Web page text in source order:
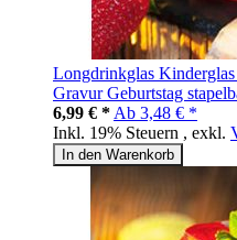
Longdrinkglas
Gravur Geburtstag
6,99 € * Ab 3,48 € *
Inkl. 19% Steuern , exkl.
In den Warenkorb